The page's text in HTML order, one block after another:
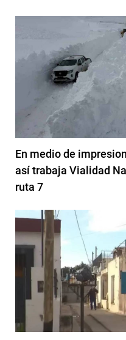
En medio de
así trabaja Vialidad
ruta 7